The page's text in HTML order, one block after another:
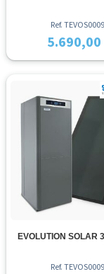
Ref.
5.690,00
EVOLUTION SOLAR
Ref.